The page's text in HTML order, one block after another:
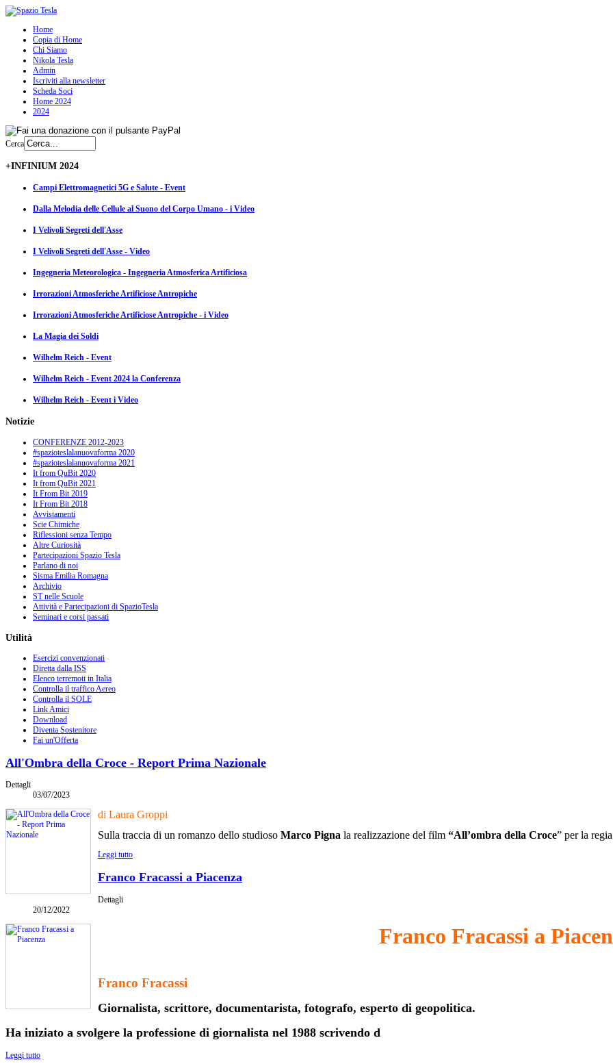
Home
Copia di Home
Chi Siamo
Nikola Tesla
Admin
Iscriviti alla newsletter
Scheda Soci
Home 2024
2024
Cerca
+INFINIUM 2024
Campi Elettromagnetici 5G e Salute - Event
Dalla Melodia delle Cellule al Suono del Corpo Umano - i Video
I Velivoli Segreti dell'Asse
I Velivoli Segreti dell'Asse - Video
Ingegneria Meteorologica - Ingegneria Atmosferica Artificiosa
Irrorazioni Atmosferiche Artificiose Antropiche
Irrorazioni Atmosferiche Artificiose Antropiche - i Video
La Magia dei Soldi
Wilhelm Reich - Event
Wilhelm Reich - Event 2024 la Conferenza
Wilhelm Reich - Event i Video
Notizie
CONFERENZE 2012-2023
#spazioteslalanuovaforma 2020
#spazioteslalanuovaforma 2021
It from QuBit 2020
It from QuBit 2021
It From Bit 2019
It From Bit 2018
Avvistamenti
Scie Chimiche
Riflessioni senza Tempo
Altre Curiosità
Partecipazioni Spazio Tesla
Parlano di noi
Sisma Emilia Romagna
Archivio
ST nelle Scuole
Attività e Partecipazioni di SpazioTesla
Seminari e corsi passati
Utilità
Esercizi convenzionati
Diretta dalla ISS
Elenco terremoti in Italia
Controlla il traffico Aereo
Controlla il SOLE
Link Amici
Download
Diventa Sostenitore
Fai un'Offerta
All'Ombra della Croce - Report Prima Nazionale
Dettagli
03/07/2023
di Laura Groppi
Sulla traccia di un romanzo dello studioso Marco Pigna la realizzazione del film “All’ombra della Croce” per la
Leggi tutto
Franco Fracassi a Piacenza
Dettagli
20/12/2022
Franco Fracassi a
Franco Fracassi
Giornalista, scrittore, documentarista, fotografo, esperto di geopolitica.
Ha iniziato a svolgere la professione di giornalista nel 1988 scrivendo d
Leggi tutto